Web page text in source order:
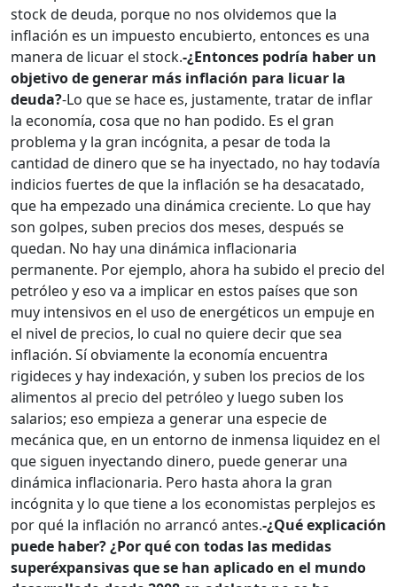
stock de deuda, porque no nos olvidemos que la
inflación es un impuesto encubierto, entonces es una
manera de licuar el stock.-¿Entonces podría haber un
objetivo de generar más inflación para licuar la
deuda?-Lo que se hace es, justamente, tratar de inflar
la economía, cosa que no han podido. Es el gran
problema y la gran incógnita, a pesar de toda la
cantidad de dinero que se ha inyectado, no hay todavía
indicios fuertes de que la inflación se ha desacatado,
que ha empezado una dinámica creciente. Lo que hay
son golpes, suben precios dos meses, después se
quedan. No hay una dinámica inflacionaria
permanente. Por ejemplo, ahora ha subido el precio del
petróleo y eso va a implicar en estos países que son
muy intensivos en el uso de energéticos un empuje en
el nivel de precios, lo cual no quiere decir que sea
inflación. Sí obviamente la economía encuentra
rigideces y hay indexación, y suben los precios de los
alimentos al precio del petróleo y luego suben los
salarios; eso empieza a generar una especie de
mecánica que, en un entorno de inmensa liquidez en el
que siguen inyectando dinero, puede generar una
dinámica inflacionaria. Pero hasta ahora la gran
incógnita y lo que tiene a los economistas perplejos es
por qué la inflación no arrancó antes.-¿Qué explicación
puede haber? ¿Por qué con todas las medidas
superéxpansivas que se han aplicado en el mundo